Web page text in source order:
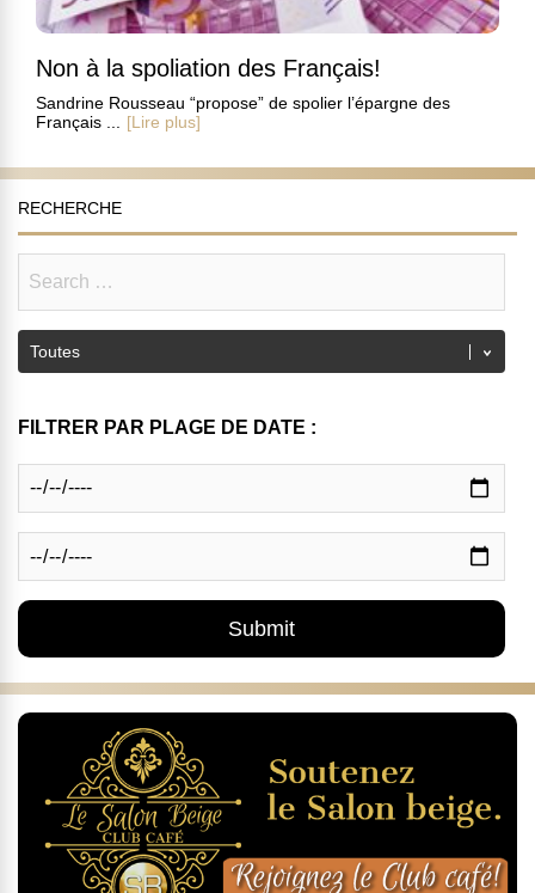
Non à la spoliation des Français!
Sandrine Rousseau “propose” de spolier l’épargne des
Français ...
[Lire plus]
RECHERCHE
FILTRER PAR PLAGE DE DATE :